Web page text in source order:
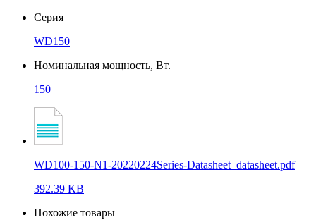
Серия
WD150
Номинальная мощность, Вт.
150
WD100-150-N1-20220224Series-Datasheet_datasheet.pdf
392.39 KB
Похожие товары